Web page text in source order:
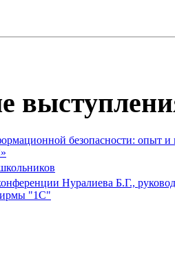
безопасности: опыт и
Нуралиева Б.Г.,
"1С"